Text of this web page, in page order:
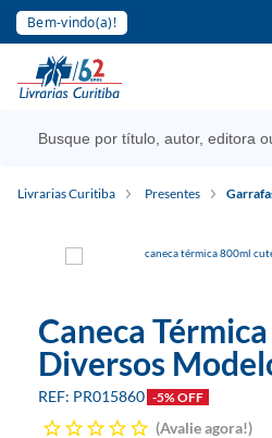
Bem-vindo(a)!
Livrarias Curitiba Presentes
Caneca
Diversos
PR015860 -5% OFF
Avalie agora!